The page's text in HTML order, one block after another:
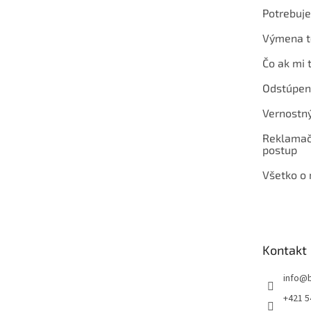
Výmena
Čo ak mi
postup
Všetko o
Kontakt
info@
+421